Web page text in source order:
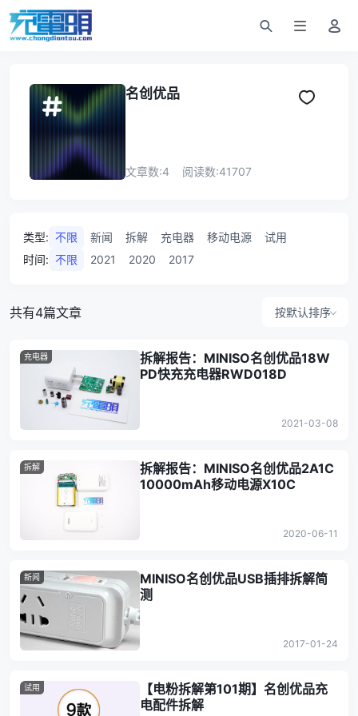
名创优品
文章数:4 阅读数:41707
类型: 不限 新闻 拆解 充电器 移动电源
试用
时间: 不限 2021 2020 2017
共有4篇文章 按默认排序
充电器
拆解报告：MINISO名创优品18W
PD快充充电器RWD018D
2021-03-08
拆解
拆解报告：MINISO名创优品2A1C
10000mAh移动电源X10C
2020-06-11
新闻
MINISO名创优品USB插排拆解简
测
2017-01-24
试用
【电粉拆解第101期】名创优品充
电配件拆解